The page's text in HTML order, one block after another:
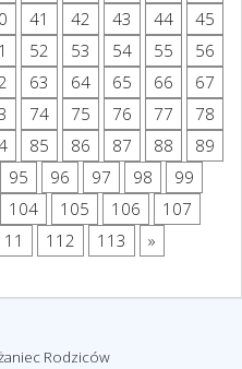
41 42 43 44
45
52 53 54 55
56
63 64 65 66
67
74 75 76 77
78
85 86 87 88
89
95 96 97 98
99
104 105 106
107
112 113 »
Rodziców